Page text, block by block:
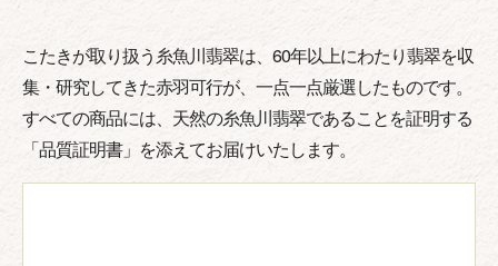
こたきが取り扱う糸魚川翡翠は、60年以上にわたり翡翠を収
集・研究してきた赤羽可行が、一点一点厳選したものです。
すべての商品には、天然の糸魚川翡翠であることを証明する
「品質証明書」を添えてお届けいたします。